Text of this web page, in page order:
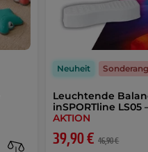
Leuchtende
inSPORTline LS05
AKTION
39,90 € 46,90 €
Neuheit